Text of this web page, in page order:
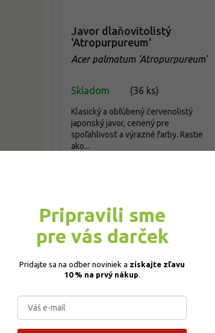
Javor dlaňovitolistý
'Atropurpureum'
Acer palmatum 'Atropurpureum'
Skladom (36 ks)
Klasický a obľúbený červenolistý
japonský javor, cenený pre
spoľahlivosť a výrazné farby. Rastie
ako...
Pripravili sme
pre vás darček
Pridajte sa na odber noviniek a získajte zľavu
10 % na prvý nákup.